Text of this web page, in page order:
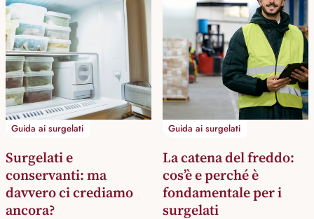
Guida ai surgelati
Surgelati e
conservanti: ma
davvero ci crediamo
ancora?
Guida ai surgelati
La catena del freddo:
cos’è e perché è
fondamentale per i
surgelati